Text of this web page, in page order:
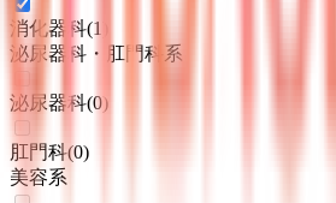
消化器科(1
泌尿器科・肛門科系
泌尿器科(0)
肛門科(0)
美容系